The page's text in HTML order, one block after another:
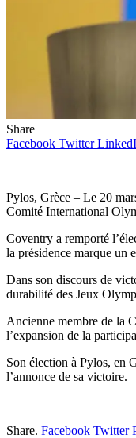
Share
Facebook Twitter
Pylos, Grèce – Le 20
Comité International
Coventry a remporté
la présidence marque un
Dans son discours de
durabilité des Jeux
Ancienne membre de la
l’expansion de la
Son élection à Pylos, en
l’annonce de sa victoire.
Share. Facebook Twitter